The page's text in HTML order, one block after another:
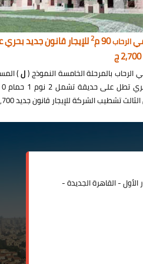
الرحاب90 م 2للإيجار قانون جديد
بالمرحلة الخامسة النموذج (ل
تشطيب الشركة للإيجار قانون جديد 2,700 جنيه
المبنى الإداري مكتب 106 الدور الأول - القاهرة الجديدة -